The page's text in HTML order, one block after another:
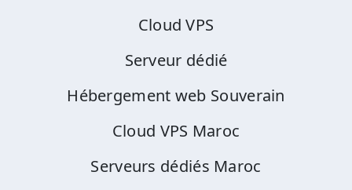
Cloud VPS
Serveur dédié
Hébergement web Souverain
Cloud VPS Maroc
Serveurs dédiés Maroc